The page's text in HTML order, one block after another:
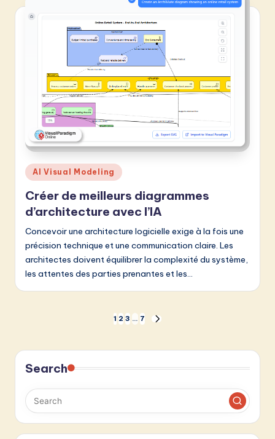
Posted
AI Visual Modeling
Créer de meilleurs diagrammes
d’architecture avec l’IA
Concevoir une architecture logicielle exige à la fois une
précision technique et une communication claire. Les
architectes doivent équilibrer la complexité du système,
les attentes des parties prenantes et les…
des
publications
1 2 3 … 7
NEXT
Search